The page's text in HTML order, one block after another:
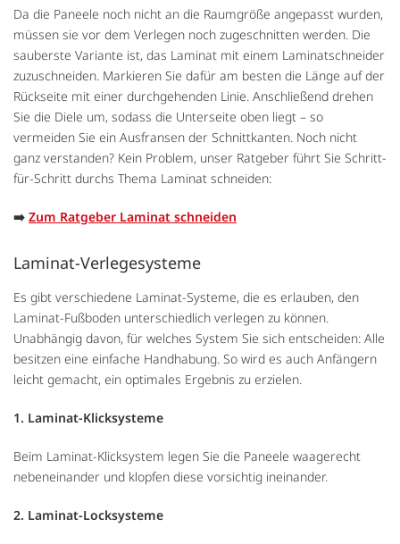
Da die Paneele noch nicht an die Raumgröße angepasst wurden,
müssen sie vor dem Verlegen noch zugeschnitten werden. Die
sauberste Variante ist, das Laminat mit einem Laminatschneider
zuzuschneiden. Markieren Sie dafür am besten die Länge auf der
Rückseite mit einer durchgehenden Linie. Anschließend drehen
Sie die Diele um, sodass die Unterseite oben liegt – so
vermeiden Sie ein Ausfransen der Schnittkanten. Noch nicht
ganz verstanden? Kein Problem, unser Ratgeber führt Sie Schritt-
für-Schritt durchs Thema Laminat schneiden:
➡️ Zum Ratgeber Laminat schneiden
Laminat-Verlegesysteme
Es gibt verschiedene Laminat-Systeme, die es erlauben, den
Laminat-Fußboden unterschiedlich verlegen zu können.
Unabhängig davon, für welches System Sie sich entscheiden: Alle
besitzen eine einfache Handhabung. So wird es auch Anfängern
leicht gemacht, ein optimales Ergebnis zu erzielen.
1. Laminat-Klicksysteme
Beim Laminat-Klicksystem legen Sie die Paneele waagerecht
nebeneinander und klopfen diese vorsichtig ineinander.
2. Laminat-Locksysteme